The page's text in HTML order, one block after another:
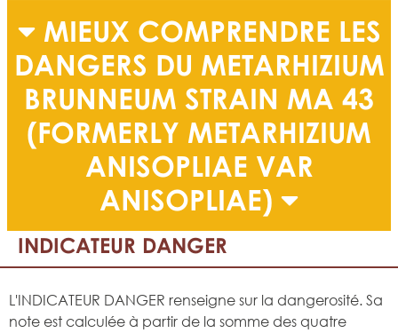
MIEUX COMPRENDRE LES
DANGERS DU METARHIZIUM
BRUNNEUM STRAIN MA 43
(FORMERLY METARHIZIUM
ANISOPLIAE VAR
ANISOPLIAE)
INDICATEUR DANGER
L'INDICATEUR DANGER renseigne sur la dangerosité. Sa
note est calculée à partir de la somme des quatre